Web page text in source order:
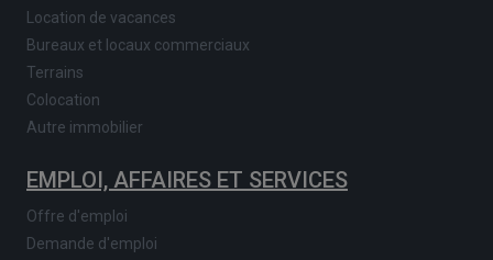
Location de vacances
Bureaux et locaux commerciaux
Terrains
Colocation
Autre immobilier
EMPLOI, AFFAIRES ET SERVICES
Offre d'emploi
Demande d'emploi